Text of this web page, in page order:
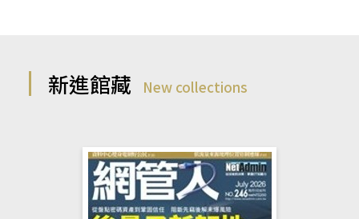
新進館藏 New collections